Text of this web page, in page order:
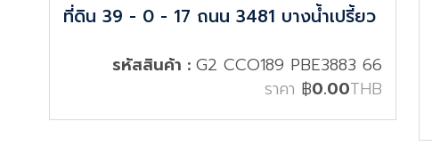
ที่ดิน 39 - 0 - 17 ถนน 3481 บางน้ำเปรี้ยว
รหัสสินค้า :G2 CCO189 PBE3883 66
ราคา ฿0.00THB